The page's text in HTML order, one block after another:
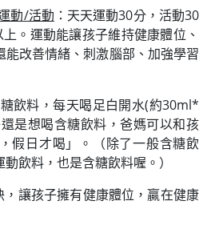
動/活動 ：天天運動30分，活動30
。運動能讓孩子維持健康體位、
改善情緒、刺激腦部、加強學習
糖飲料，每天喝足白開水(約30ml*
是想喝含糖飲料，爸媽可以和孩
假日才喝」。（除了一般含糖飲
飲料，也是含糖飲料喔。）
讓孩子擁有健康體位，贏在健康